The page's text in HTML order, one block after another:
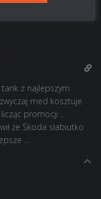
tank z najlepszym
med kosztuje
promocji ..
że Skoda słabiutko
…